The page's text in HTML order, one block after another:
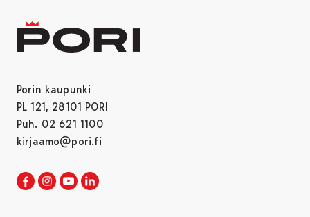
Porin kaupunki
PL 121, 28101 PORI
Puh. 02 621 1100
kirjaamo@pori.fi
Porin kaupunki Facebookissa
Avautuu uudessa välilehdessä
Porin kaupunki Instagramissa
Avautuu uudessa välilehdessä
Porin kaupunki Youtubessa
Avautuu uudessa välilehdessä